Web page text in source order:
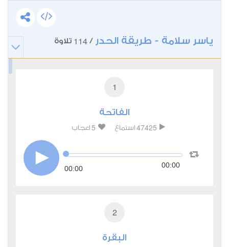
ياسر سلامة - طريقة الحدر /
114 تلاوة
1
الفاتحة
47425 استماع 5 اعجاب
00:00 00:00
2
البقرة